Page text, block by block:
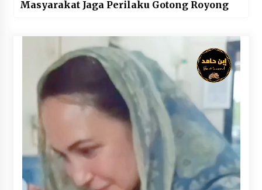
Masyarakat Jaga Perilaku Gotong Royong